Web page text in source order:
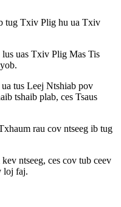
tug Txiv Plig hu ua Txiv
uas Txiv Plig Mas Tis
tus Leej Ntshiab pov
tshaib plab, ces Tsaus
rau cov ntseeg ib tug
ntseeg, ces cov tub ceev
loj faj.